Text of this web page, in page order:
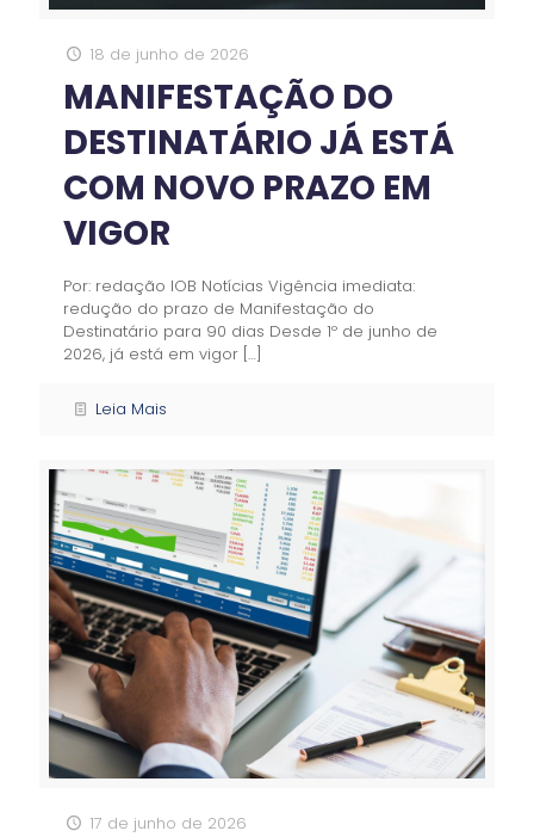
18 de junho de 2026
MANIFESTAÇÃO DO
DESTINATÁRIO JÁ ESTÁ
COM NOVO PRAZO EM
VIGOR
Por: redação IOB Notícias Vigência imediata:
redução do prazo de Manifestação do
Destinatário para 90 dias Desde 1º de junho de
2026, já está em vigor […]
Leia Mais
17 de junho de 2026